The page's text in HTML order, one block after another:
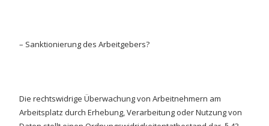
– Sanktionierung des Arbeitgebers?
Die rechtswidrige Überwachung von Arbeitnehmern am
Arbeitsplatz durch Erhebung, Verarbeitung oder Nutzung von